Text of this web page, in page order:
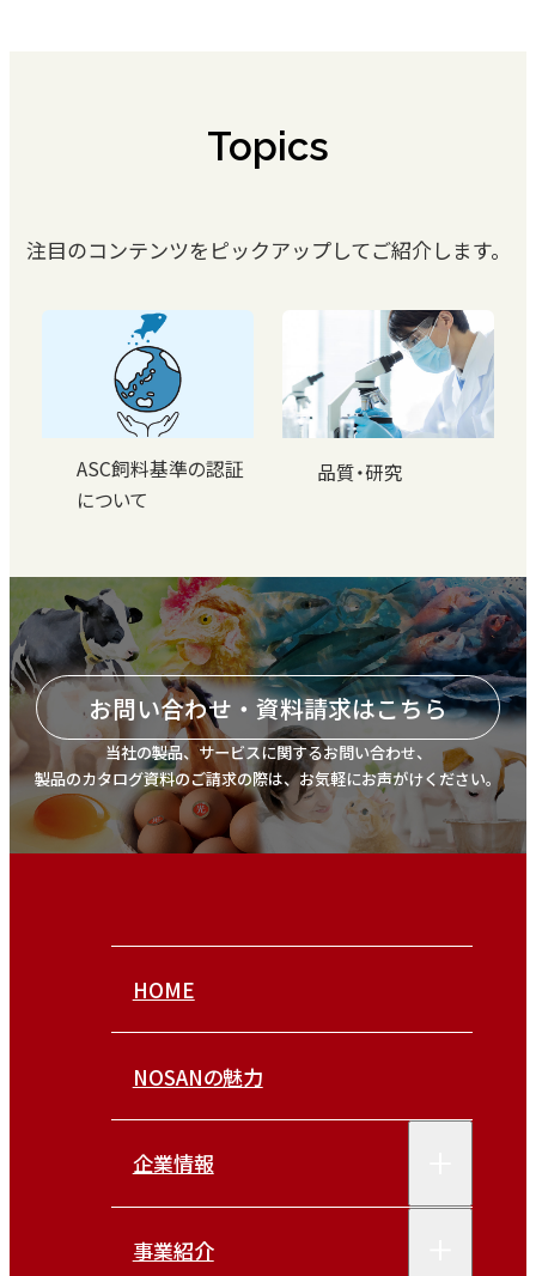
Topics
注目のコンテンツをピックアップしてご紹介します。
ASC飼料基準の認証
について
品質・研究
お問い合わせ・資料請求はこちら
当社の製品、サービスに関するお問い合わせ、
製品のカタログ資料のご請求の際は、お気軽にお声がけください。
HOME
NOSANの魅力
企業情報
事業紹介